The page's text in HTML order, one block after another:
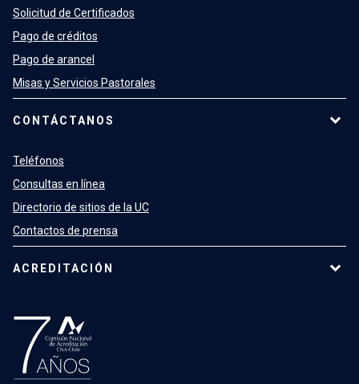
Solicitud de Certificados
Pago de créditos
Pago de arancel
Misas y Servicios Pastorales
CONTÁCTANOS
Teléfonos
Consultas en línea
Directorio de sitios de la UC
Contactos de prensa
ACREDITACIÓN